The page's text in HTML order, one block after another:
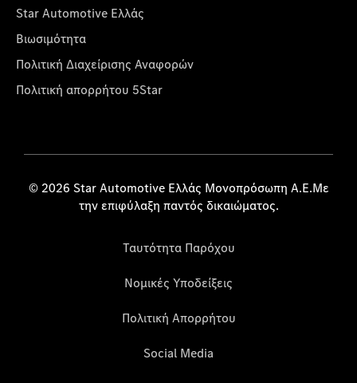
Star Automotive Ελλάς
Βιωσιμότητα
Πολιτική Διαχείρισης Αναφορών
Πολιτική απορρήτου 5Star
© 2026 Star Automotive Ελλάς Μονοπρόσωπη Α.Ε.Με
την επιφύλαξη παντός δικαιώματος.
Ταυτότητα Παρόχου
Νομικές Υποδείξεις
Πολιτική Απορρήτου
Social Media